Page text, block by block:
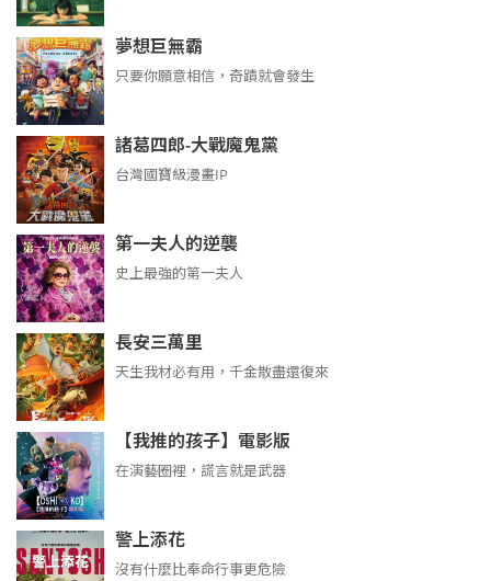
夢想巨無霸
只要你願意相信，奇蹟就會發生
諸葛四郎-大戰魔鬼黨
台灣國寶級漫畫IP
第一夫人的逆襲
史上最強的第一夫人
長安三萬里
天生我材必有用，千金散盡還復來
【我推的孩子】電影版
在演藝圈裡，謊言就是武器
警上添花
沒有什麼比奉命行事更危險